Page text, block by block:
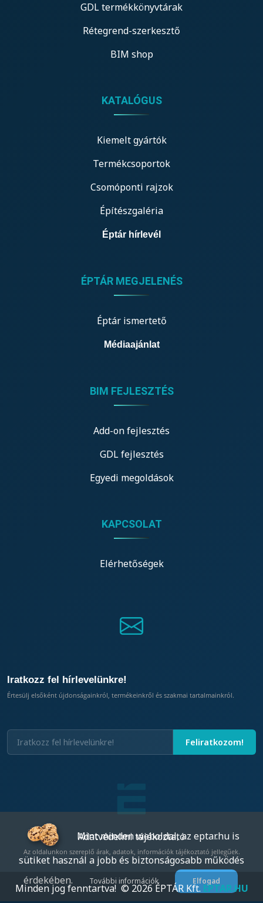
GDL termékkönyvtárak
Rétegrend-szerkesztő
BIM shop
KATALÓGUS
Kiemelt gyártók
Termékcsoportok
Csomóponti rajzok
Építészgaléria
Éptár hírlevél
ÉPTÁR MEGJELENÉS
Éptár ismertető
Médiaajánlat
BIM FEJLESZTÉS
Add-on fejlesztés
GDL fejlesztés
Egyedi megoldások
KAPCSOLAT
Elérhetőségek
Iratkozz fel hírlevelünkre!
Értesülj elsőként újdonságainkról, termékeinkről és szakmai tartalmainkról.
Adatvédelmi tájékoztató
Az oldalunkon szereplő árak, adatok, információk tájékoztató jellegűek.
Minden jog fenntartva! © 2026 ÉPTÁR Kft.EPTAR.HU
Mint minden weboldal, az eptar.hu is
sütiket használ a jobb és biztonságosabb működés
érdekében.
További információk Elfogad